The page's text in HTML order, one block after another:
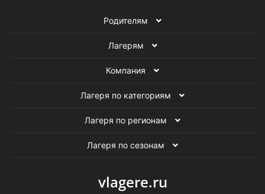
Родителям
Лагерям
Компания
Лагеря по категориям
Лагеря по регионам
Лагеря по сезонам
vlagere.ru